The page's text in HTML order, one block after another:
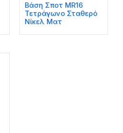
Βάση Σποτ MR16
Τετράγωνο Σταθερό
Νίκελ Ματ